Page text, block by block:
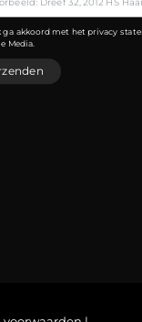
ga akkoord met het privacy
Media.